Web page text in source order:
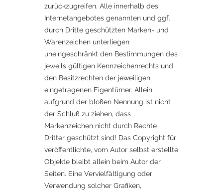
zurückzugreifen. Alle innerhalb des
Internetangebotes genannten und ggf.
durch Dritte geschützten Marken- und
Warenzeichen unterliegen
uneingeschränkt den Bestimmungen des
jeweils gültigen Kennzeichenrechts und
den Besitzrechten der jeweiligen
eingetragenen Eigentümer. Allein
aufgrund der bloßen Nennung ist nicht
der Schluß zu ziehen, dass
Markenzeichen nicht durch Rechte
Dritter geschützt sind! Das Copyright für
veröffentlichte, vom Autor selbst erstellte
Objekte bleibt allein beim Autor der
Seiten. Eine Vervielfältigung oder
Verwendung solcher Grafiken,